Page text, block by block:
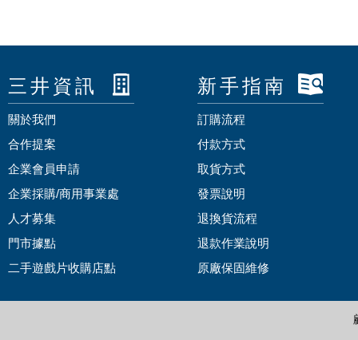
三井資訊
關於我們
合作提案
企業會員申請
企業採購/商用事業處
人才募集
門市據點
二手遊戲片收購店點
新手指南
訂購流程
付款方式
取貨方式
發票說明
退換貨流程
退款作業說明
原廠保固維修